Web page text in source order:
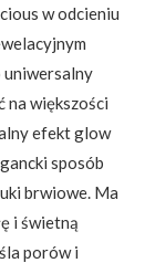
w odcieniu
uniwersalny
na większości
efekt glow
sposób
brwiowe. Ma
i świetną
porów i